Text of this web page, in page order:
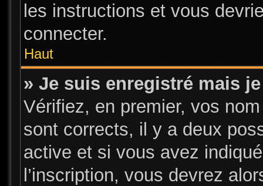
les instructions et vous
connecter.
Haut
» Je suis enregistré mais
Vérifiez, en premier, vos
sont corrects, il y a deux
active et si vous avez
l’inscription, vous devrez